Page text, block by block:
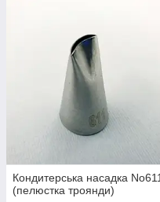
Кондитерська насадка No611
(пелюстка троянди)